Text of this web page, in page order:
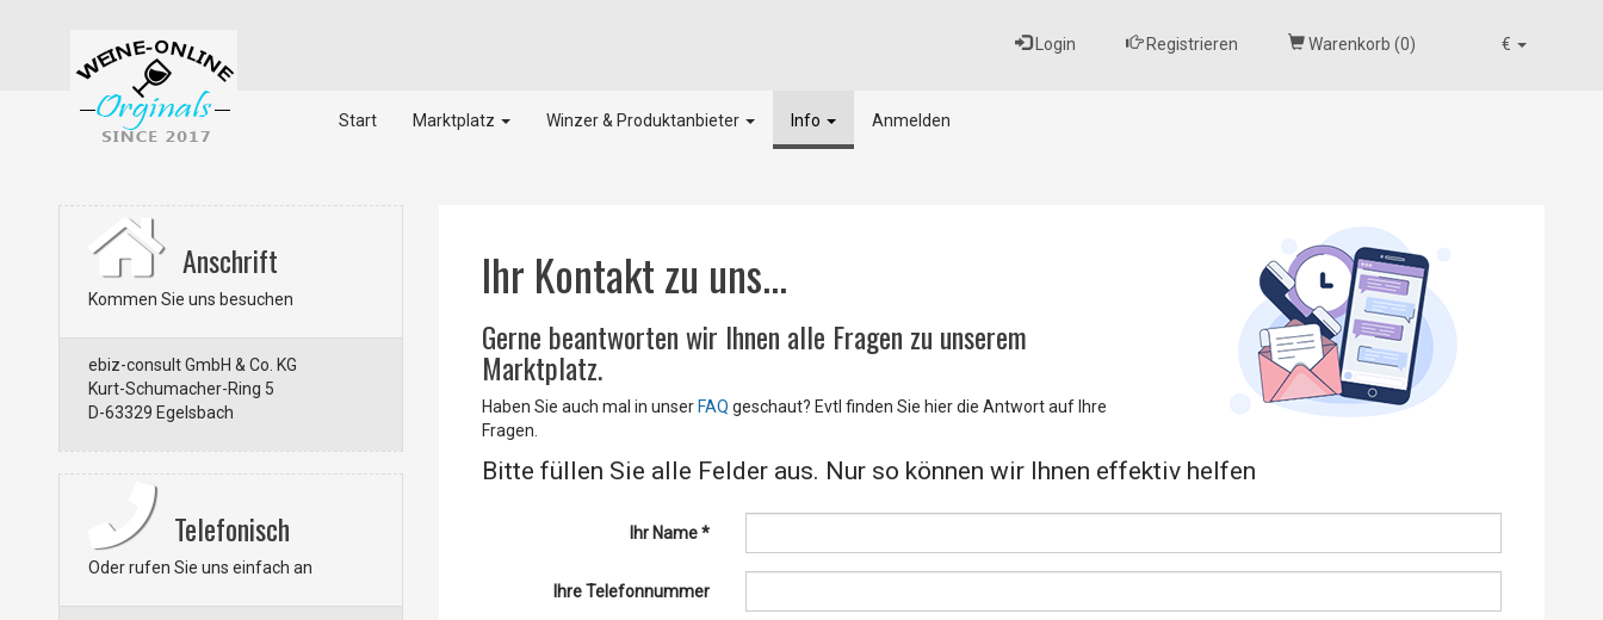
€
Login Registrieren Warenkorb (0)
Start Marktplatz Winzer & Produktanbieter Info Anmelden
Ihr Kontakt zu uns...
Gerne beantworten wir Ihnen alle Fragen zu unserem
Marktplatz.
Haben Sie auch mal in unser FAQ geschaut? Evtl finden Sie hier die Antwort auf Ihre
Fragen.
Bitte füllen Sie alle Felder aus. Nur so können wir Ihnen effektiv helfen
Ihr Name *
Ihre Telefonnummer
Anschrift
Kommen Sie uns besuchen
ebiz-consult GmbH & Co. KG
Kurt-Schumacher-Ring 5
D-63329 Egelsbach
Telefonisch
Oder rufen Sie uns einfach an